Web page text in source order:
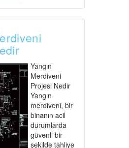
Yangın
Merdiveni
Projesi Nedir
Yangın
merdiveni, bir
binanın acil
durumlarda
güvenli bir
şekilde tahliye